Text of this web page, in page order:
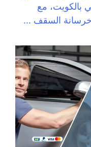
بالكويت، مع
السقف ...